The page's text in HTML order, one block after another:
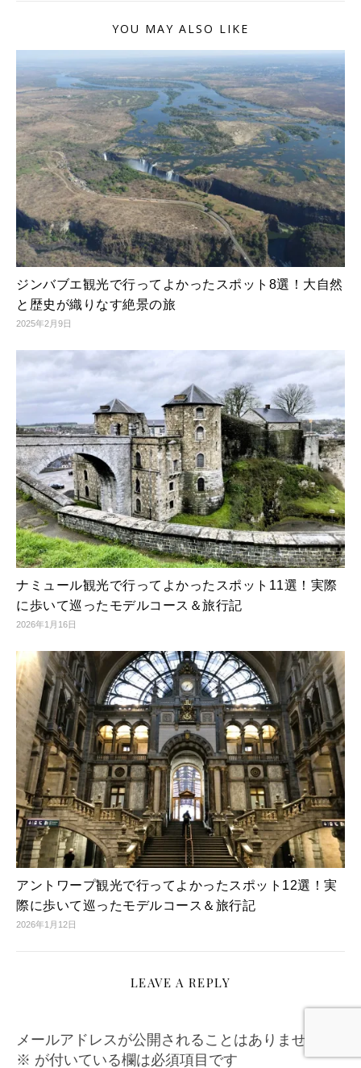
YOU MAY ALSO LIKE
ジンバブエ観光で行ってよかったスポット8選！大自然
と歴史が織りなす絶景の旅
2025年2月9日
ナミュール観光で行ってよかったスポット11選！実際
に歩いて巡ったモデルコース＆旅行記
2026年1月16日
アントワープ観光で行ってよかったスポット12選！実
際に歩いて巡ったモデルコース＆旅行記
2026年1月12日
LEAVE A REPLY
メールアドレスが公開されることはありません。
※ が付いている欄は必須項目です